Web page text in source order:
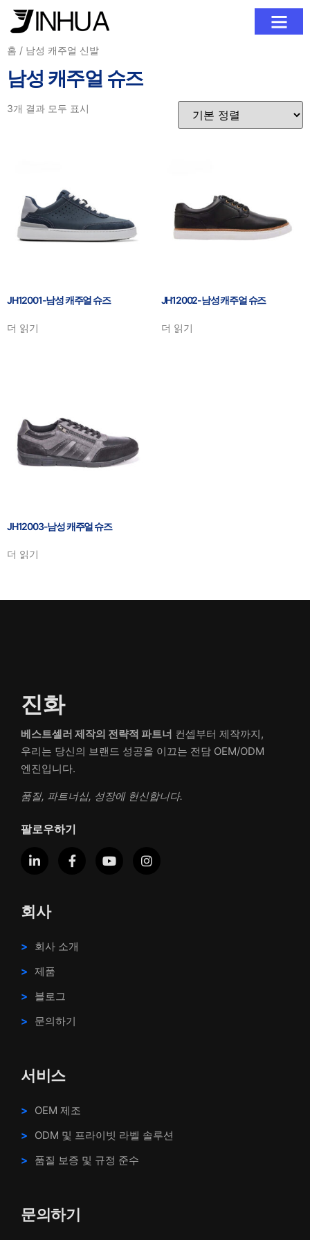
홈 / 남성 캐주얼 신발
남성 캐주얼 슈즈
3개 결과 모두 표시
JH12001-남성 캐주얼 슈즈
더 읽기
JH12002-남성 캐주얼 슈즈
더 읽기
JH12003-남성 캐주얼 슈즈
더 읽기
진화
베스트셀러 제작의 전략적 파트너 컨셉부터 제작까지,
우리는 당신의 브랜드 성공을 이끄는 전담 OEM/ODM
엔진입니다.
품질, 파트너십, 성장에 헌신합니다.
팔로우하기
회사
회사 소개
제품
블로그
문의하기
서비스
OEM 제조
ODM 및 프라이빗 라벨 솔루션
품질 보증 및 규정 준수
문의하기